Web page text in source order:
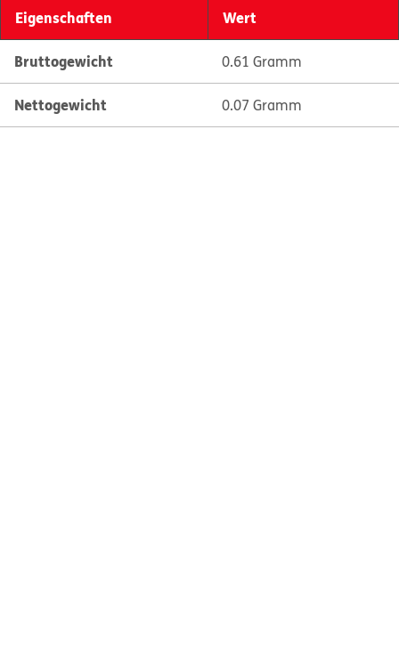
Eigenschaften Wert
Bruttogewicht 0.61 Gramm
Nettogewicht 0.07 Gramm